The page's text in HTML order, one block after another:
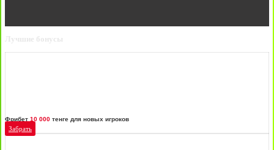
Лучшие бонусы
Фрибет 10 000 тенге для новых игроков
Забрать